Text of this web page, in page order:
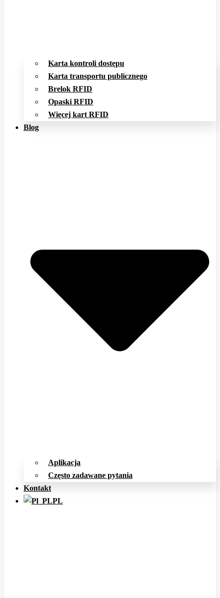
Karta kontroli dostępu
Karta transportu publicznego
Brelok RFID
Opaski RFID
Więcej kart RFID
Blog
Aplikacja
Często zadawane pytania
Kontakt
PL